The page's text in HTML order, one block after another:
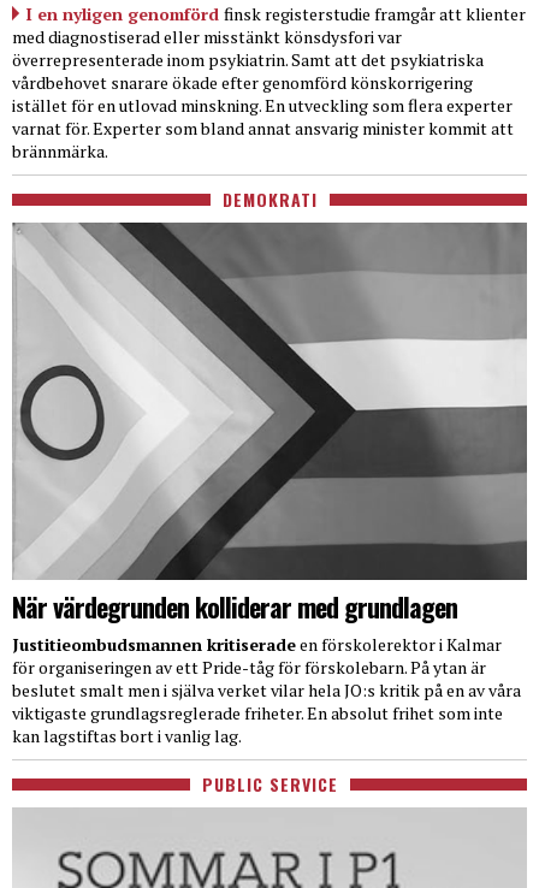
I en nyligen genomförd finsk registerstudie framgår att klienter
med diagnostiserad eller misstänkt könsdysfori var
överrepresenterade inom psykiatrin. Samt att det psykiatriska
vårdbehovet snarare ökade efter genomförd könskorrigering
istället för en utlovad minskning. En utveckling som flera experter
varnat för. Experter som bland annat ansvarig minister kommit att
brännmärka.
DEMOKRATI
När värdegrunden kolliderar med grundlagen
Justitieombudsmannen kritiseradeen förskolerektor i Kalmar
för organiseringen av ett Pride-tåg för förskolebarn. På ytan är
beslutet smalt men i själva verket vilar hela JO:s kritik på en av våra
viktigaste grundlagsreglerade friheter. En absolut frihet som inte
kan lagstiftas bort i vanlig lag.
PUBLIC SERVICE